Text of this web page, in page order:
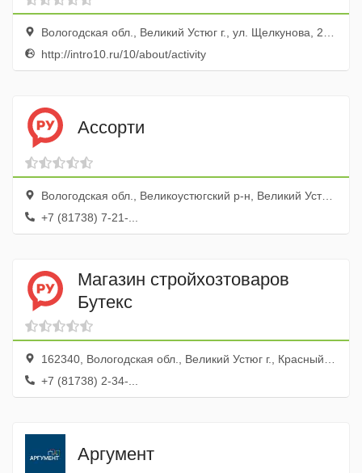
Вологодская обл., Великий Устюг г., ул. Щелкунова, 2а, г-ца Гостиный двор
http://intro10.ru/10/about/activity
Ассорти
Вологодская обл., Великоустюгский р-н, Великий Устюг г., Кузино пгт, ул. Лермонтова, 8а
+7 (81738) 7-21-...
Магазин стройхозтоваров
Бутекс
162340, Вологодская обл., Великий Устюг г., Красный пер., 9
+7 (81738) 2-34-...
Аргумент